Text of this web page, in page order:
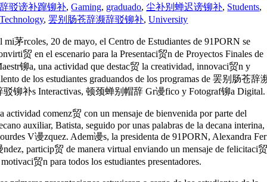
辞驳谤补蹿铆补,Gaming, graduado,尘补别蝉迟谤铆补, Students,
Technology,罢别肠苍辞濒辞驳铆补,University
mi茅rcoles, 20 de mayo, el Centro de Estudiantes de91PORN se
贸 en el escenario para la Presentaci贸n de Proyectos Finales de
铆a, una actividad que destac贸 la creatividad, innovaci贸n y
de los estudiantes graduandos de los programas de 罢别肠苍辞
驳铆补s Interactivas, 顿颈蝉别帽辞 Gr谩fico y Fotograf铆a Digital.
actividad comenz贸 con un mensaje de bienvenida por parte del
auxiliar, Batista, seguido por unas palabras de la decana interina,
V谩zquez. Adem谩s, la presidenta de 91PORN, Alexandra
ndez, particip贸 de manera virtual enviando un mensaje de felicitaci
贸n para todos los estudiantes presentadores.